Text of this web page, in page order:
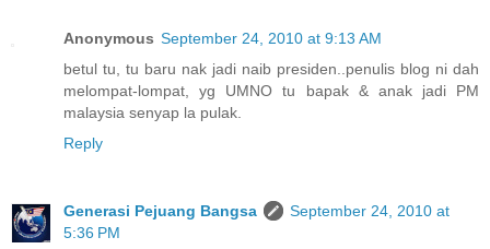
Anonymous September 24, 2010 at 9:13 AM
betul tu, tu baru nak jadi naib presiden..penulis blog ni dah
melompat-lompat, yg UMNO tu bapak & anak jadi PM
malaysia senyap la pulak.
Reply
Generasi Pejuang Bangsa
September 24, 2010 at
5:36 PM